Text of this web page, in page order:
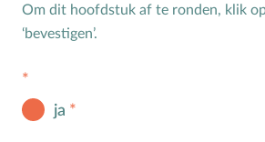
Evangeliseren
Films en games
G
Geloofsgesprek
Om dit hoofdstuk af te ronden, klik op
‘bevestigen’.
ja